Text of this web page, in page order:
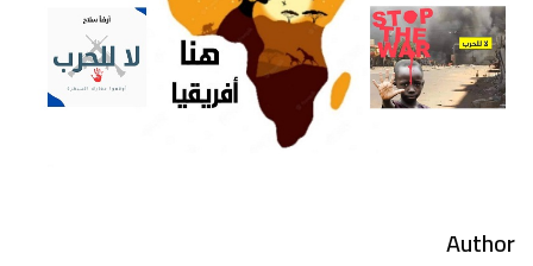
Author